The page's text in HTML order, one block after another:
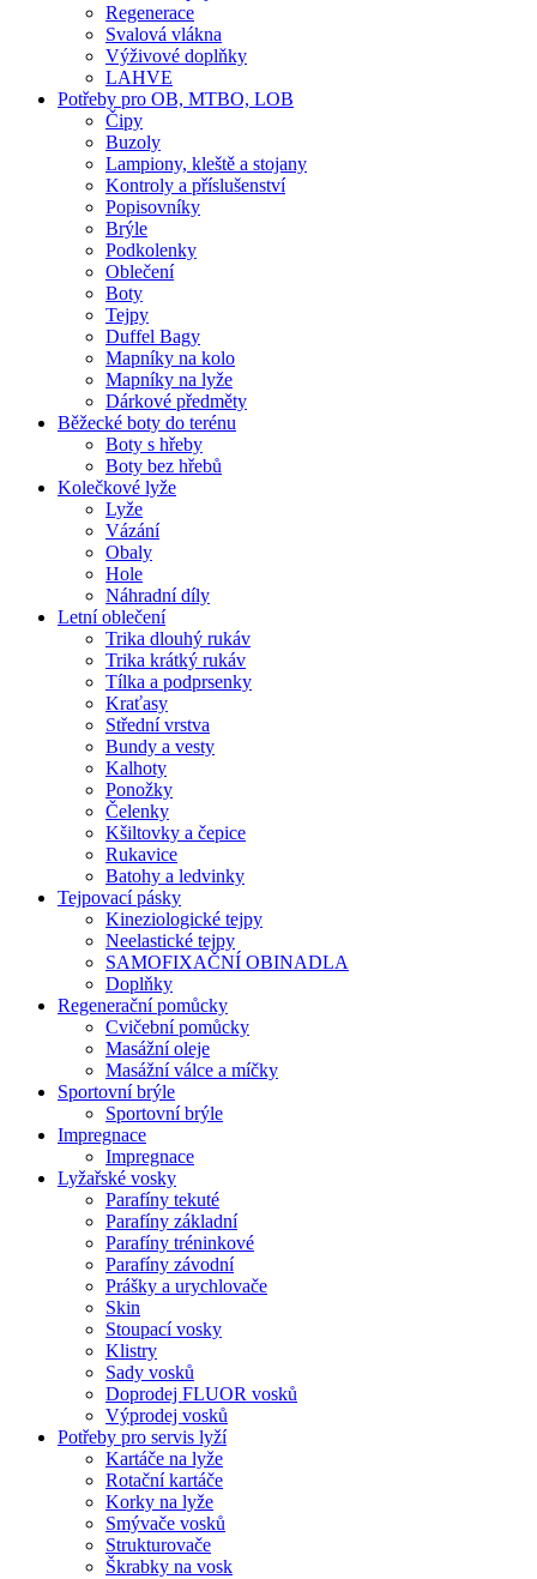
Regenerace
Svalová vlákna
Výživové doplňky
LAHVE
Potřeby pro OB, MTBO, LOB
Čipy
Buzoly
Lampiony, kleště a stojany
Kontroly a příslušenství
Popisovníky
Brýle
Podkolenky
Oblečení
Boty
Tejpy
Duffel Bagy
Mapníky na kolo
Mapníky na lyže
Dárkové předměty
Běžecké boty do terénu
Boty s hřeby
Boty bez hřebů
Kolečkové lyže
Lyže
Vázání
Obaly
Hole
Náhradní díly
Letní oblečení
Trika dlouhý rukáv
Trika krátký rukáv
Tílka a podprsenky
Kraťasy
Střední vrstva
Bundy a vesty
Kalhoty
Ponožky
Čelenky
Kšiltovky a čepice
Rukavice
Batohy a ledvinky
Tejpovací pásky
Kineziologické tejpy
Neelastické tejpy
SAMOFIXAČNÍ OBINADLA
Doplňky
Regenerační pomůcky
Cvičební pomůcky
Masážní oleje
Masážní válce a míčky
Sportovní brýle
Sportovní brýle
Impregnace
Impregnace
Lyžařské vosky
Parafíny tekuté
Parafíny základní
Parafíny tréninkové
Parafíny závodní
Prášky a urychlovače
Skin
Stoupací vosky
Klistry
Sady vosků
Doprodej FLUOR vosků
Výprodej vosků
Potřeby pro servis lyží
Kartáče na lyže
Rotační kartáče
Korky na lyže
Smývače vosků
Strukturovače
Škrabky na vosk